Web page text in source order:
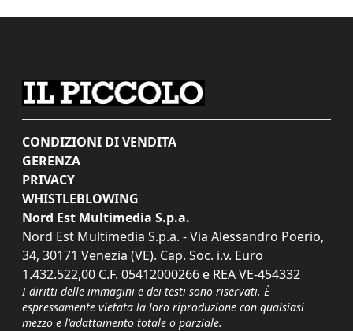
CONDIZIONI DI VENDITA
GERENZA
PRIVACY
WHISTLEBLOWING
Nord Est Multimedia S.p.a.
Nord Est Multimedia S.p.a. - Via Alessandro Poerio,
34, 30171 Venezia (VE). Cap. Soc. i.v. Euro
1.432.522,00 C.F. 05412000266 e REA VE-454332
I diritti delle immagini e dei testi sono riservati. È
espressamente vietata la loro riproduzione con qualsiasi
mezzo e l'adattamento totale o parziale.